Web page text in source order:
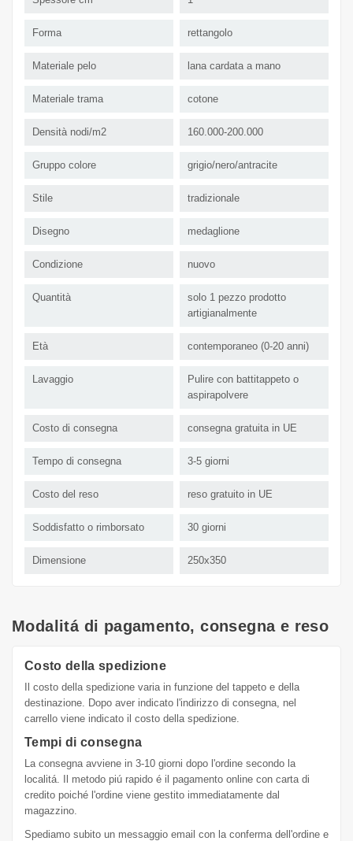
Forma rettangolo
Materiale pelo lana cardata a mano
Materiale trama cotone
Densità nodi/m2 160.000-200.000
Gruppo colore grigio/nero/antracite
Stile tradizionale
Disegno medaglione
Condizione nuovo
Quantità
solo 1 pezzo prodotto
artigianalmente
Età contemporaneo (0-20 anni)
Lavaggio
Pulire con battitappeto o
aspirapolvere
Costo di consegna consegna gratuita in UE
Tempo di consegna 3-5 giorni
Costo del reso reso gratuito in UE
Soddisfatto o rimborsato 30 giorni
Dimensione 250x350
Modalitá di pagamento, consegna e reso
Costo della spedizione
Il costo della spedizione varia in funzione del tappeto e della
destinazione. Dopo aver indicato l'indirizzo di consegna, nel
carrello viene indicato il costo della spedizione.
Tempi di consegna
La consegna avviene in 3-10 giorni dopo l'ordine secondo la
localitá. Il metodo piú rapido é il pagamento online con carta di
credito poiché l'ordine viene gestito immediatamente dal
magazzino.
Spediamo subito un messaggio email con la conferma dell'ordine e